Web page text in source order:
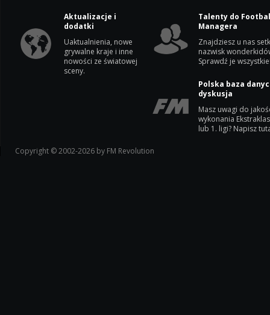
Aktualizacje i
dodatki
Uaktualnienia, nowe
grywalne kraje i inne
nowości ze światowej
sceny.
Talenty do
Managera
Znajdziesz u nas
nazwisk
Sprawdź je
Polska baza
dyskusja
Masz uwagi do
wykonania
lub 1. ligi? Napisz
Copyright © 2002-2026 by FM Revolution